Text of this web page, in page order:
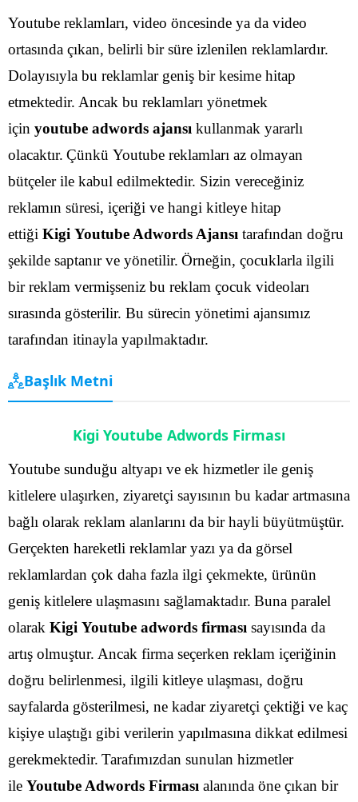
Youtube reklamları, video öncesinde ya da video
ortasında çıkan, belirli bir süre izlenilen reklamlardır.
Dolayısıyla bu reklamlar geniş bir kesime hitap
etmektedir. Ancak bu reklamları yönetmek
için youtube adwords ajansı kullanmak yararlı
olacaktır. Çünkü Youtube reklamları az olmayan
bütçeler ile kabul edilmektedir. Sizin vereceğiniz
reklamın süresi, içeriği ve hangi kitleye hitap
ettiği Kigi Youtube Adwords Ajansı tarafından doğru
şekilde saptanır ve yönetilir. Örneğin, çocuklarla ilgili
bir reklam vermişseniz bu reklam çocuk videoları
sırasında gösterilir. Bu sürecin yönetimi ajansımız
tarafından itinayla yapılmaktadır.
Başlık Metni
Kigi Youtube Adwords Firması
Youtube sunduğu altyapı ve ek hizmetler ile geniş
kitlelere ulaşırken, ziyaretçi sayısının bu kadar artmasına
bağlı olarak reklam alanlarını da bir hayli büyütmüştür.
Gerçekten hareketli reklamlar yazı ya da görsel
reklamlardan çok daha fazla ilgi çekmekte, ürünün
geniş kitlelere ulaşmasını sağlamaktadır. Buna paralel
olarak Kigi Youtube adwords firması sayısında da
artış olmuştur. Ancak firma seçerken reklam içeriğinin
doğru belirlenmesi, ilgili kitleye ulaşması, doğru
sayfalarda gösterilmesi, ne kadar ziyaretçi çektiği ve kaç
kişiye ulaştığı gibi verilerin yapılmasına dikkat edilmesi
gerekmektedir. Tarafımızdan sunulan hizmetler
ile Youtube Adwords Firması alanında öne çıkan bir